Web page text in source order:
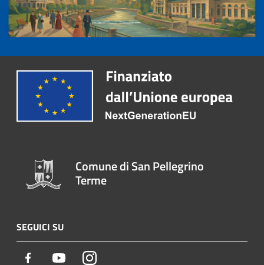
Comune di San Pellegrino
Terme
SEGUICI SU
Facebook YoutubeInstagram